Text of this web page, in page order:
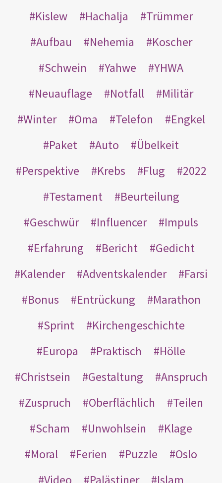
Kislew
Hachalja
Trümmer
Aufbau
Nehemia
Koscher
Schwein
Yahwe
YHWA
Neuauflage
Notfall
Militär
Winter
Oma Telefon
Engkel
Paket
Auto
Übelkeit
Perspektive
Krebs Flug
2022
Testament
Beurteilung
Geschwür
Influencer
Impuls
Erfahrung
Bericht
Gedicht
Kalender
Adventskalender
Farsi
Bonus
Entrückung
Marathon
Sprint
Kirchengeschichte
Europa
Praktisch
Hölle
Christsein
Gestaltung
Anspruch
Zuspruch
Oberflächlich
Teilen
Scham
Unwohlsein
Klage
Moral
Ferien Puzzle
Oslo
Video
Palästiner
Islam